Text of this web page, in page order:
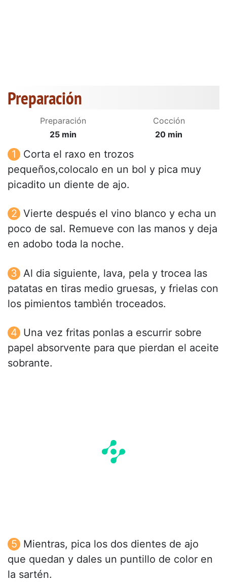
Preparación
Preparación
25 min
Cocción
20 min
Corta el raxo en trozos
pequeños,colocalo en un bol y pica muy
picadito un diente de ajo.
Vierte después el vino blanco y echa un
poco de sal. Remueve con las manos y deja
en adobo toda la noche.
Al dia siguiente, lava, pela y trocea las
patatas en tiras medio gruesas, y frielas con
los pimientos tambìén troceados.
Una vez fritas ponlas a escurrir sobre
papel absorvente para que pierdan el aceite
sobrante.
Mientras, pica los dos dientes de ajo
que quedan y dales un puntillo de color en
la sartén.